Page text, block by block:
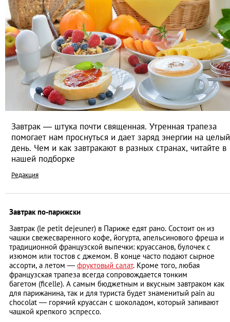
Завтрак — штука почти священная. Утренная трапеза
помогает нам проснуться и дает заряд энергии на целый
день. Чем и как завтракают в разных странах, читайте в
нашей подборке
Редакция
Завтрак по-парижски
Завтрак (le petit dejeuner) в Париже едят рано. Состоит он из
чашки свежесваренного кофе, йогурта, апельсинового фреша и
традиционной французской выпечки: круассанов, булочек с
изюмом или тостов с джемом. В конце часто подают сырное
ассорти, а летом — фруктовый салат. Кроме того, любая
французская трапеза всегда сопровождается тонким
багетом (ficelle). А самым бюджетным и вкусным завтраком как
для парижанина, так и для туриста будет знаменитый pain au
chocolat — горячий круассан с шоколадом, который запивают
чашкой крепкого эспрессо.